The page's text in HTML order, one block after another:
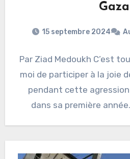
Gaza
15 septembre 2024
Par Ziad Medoukh C’est
moi de participer à la joie
pendant cette
dans sa première